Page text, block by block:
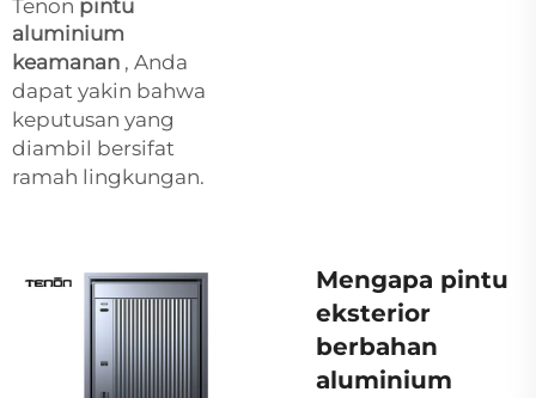
Tenon pintu
aluminium
keamanan , Anda
dapat yakin bahwa
keputusan yang
diambil bersifat
ramah lingkungan.
Mengapa pintu
eksterior
berbahan
aluminium